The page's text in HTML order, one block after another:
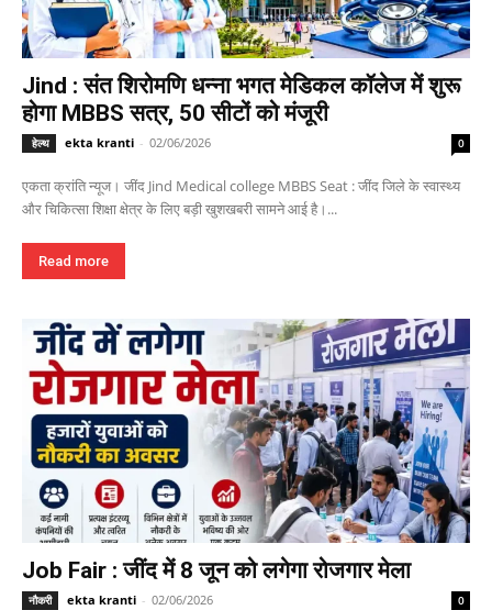
Jind : संत शिरोमणि धन्ना भगत मेडिकल कॉलेज में शुरू
होगा MBBS सत्र, 50 सीटों को मंजूरी
हेल्थ ekta kranti - 02/06/2026 0
एकता क्रांति न्यूज। जींद Jind Medical college MBBS Seat : जींद जिले के स्वास्थ्य
और चिकित्सा शिक्षा क्षेत्र के लिए बड़ी खुशखबरी सामने आई है।...
Read more
Job Fair : जींद में 8 जून को लगेगा रोजगार मेला
नौकरी ekta kranti - 02/06/2026 0